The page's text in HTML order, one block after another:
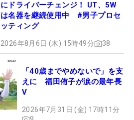
にドライバーチェンジ！ UT、5W
は名器を継続使用中 #男子プロセ
ッティング
2026年8月6日 (木) 15時49分 38
「40歳までやめないで」を支
えに 福田侑子が涙の最年長
V
2026年7月31日 (金) 17時11分